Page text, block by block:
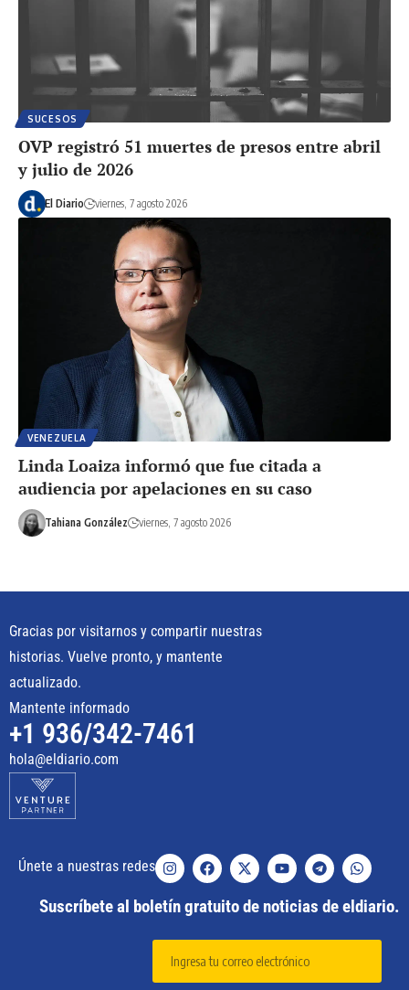
SUCESOS
OVP registró 51 muertes de presos entre abril
y julio de 2026
El Diario viernes, 7 agosto 2026
VENEZUELA
Linda Loaiza informó que fue citada a
audiencia por apelaciones en su caso
Tahiana González viernes, 7 agosto 2026
Gracias por visitarnos y compartir nuestras
historias. Vuelve pronto, y mantente
actualizado.
Mantente informado
+1 936/342-7461
hola@eldiario.com
Únete a nuestras redes
Suscríbete al boletín gratuito de noticias de eldiario.